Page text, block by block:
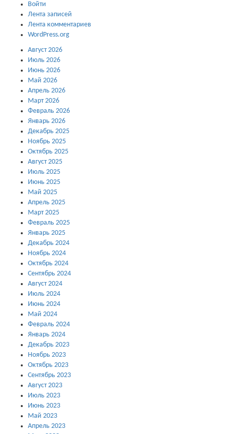
Войти
Лента записей
Лента комментариев
WordPress.org
Август 2026
Июль 2026
Июнь 2026
Май 2026
Апрель 2026
Март 2026
Февраль 2026
Январь 2026
Декабрь 2025
Ноябрь 2025
Октябрь 2025
Август 2025
Июль 2025
Июнь 2025
Май 2025
Апрель 2025
Март 2025
Февраль 2025
Январь 2025
Декабрь 2024
Ноябрь 2024
Октябрь 2024
Сентябрь 2024
Август 2024
Июль 2024
Июнь 2024
Май 2024
Февраль 2024
Январь 2024
Декабрь 2023
Ноябрь 2023
Октябрь 2023
Сентябрь 2023
Август 2023
Июль 2023
Июнь 2023
Май 2023
Апрель 2023